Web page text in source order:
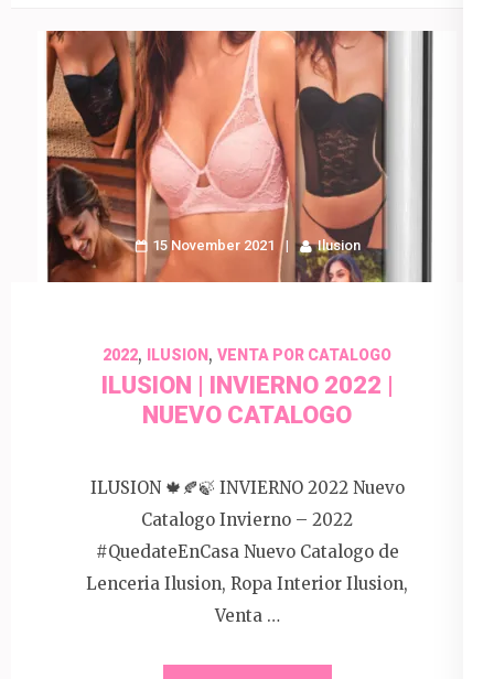
15 November 2021 Ilusion
2022, ILUSION , VENTA POR CATALOGO
ILUSION | INVIERNO 2022 |
NUEVO CATALOGO
ILUSION 🍁🍂🍃 INVIERNO 2022 Nuevo
Catalogo Invierno – 2022
#QuedateEnCasa Nuevo Catalogo de
Lenceria Ilusion, Ropa Interior Ilusion,
Venta …